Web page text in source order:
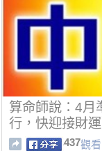
算命師說：4月
行，快迎接財運
437觀看